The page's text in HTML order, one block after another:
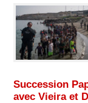
Succession
avec Vieira et